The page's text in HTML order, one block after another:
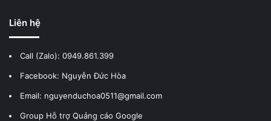
Liên hệ
Call (Zalo): 0949.861.399
Facebook: Nguyễn Đức Hòa
Email: nguyenduchoa0511@gmail.com
Group Hỗ trợ Quảng cáo Google